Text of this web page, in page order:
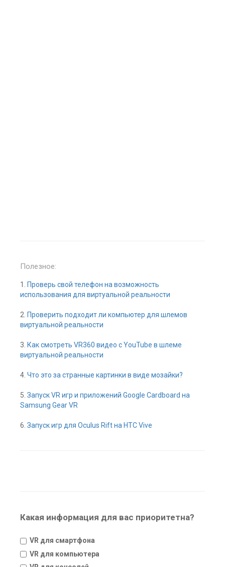
Полезное:
1.
Проверь свой телефон на возможность
использования для виртуальной реальности
2. Проверить подходит ли компьютер для шлемов
виртуальной реальности
3. Как смотреть VR360 видео с YouTube в шлеме
виртуальной реальности
4. Что это за странные картинки в виде мозайки?
5. Запуск VR игр и приложений Google Cardboard на
Samsung Gear VR
6. Запуск игр для Oculus Rift на HTC Vive
Какая информация для вас приоритетна?
VR для смартфона
VR для компьютера